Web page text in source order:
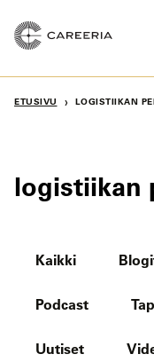
sisältöön
ETUSIVU › LOGISTIIKAN
logistiikan
Kaikki
Podcast
Uutiset